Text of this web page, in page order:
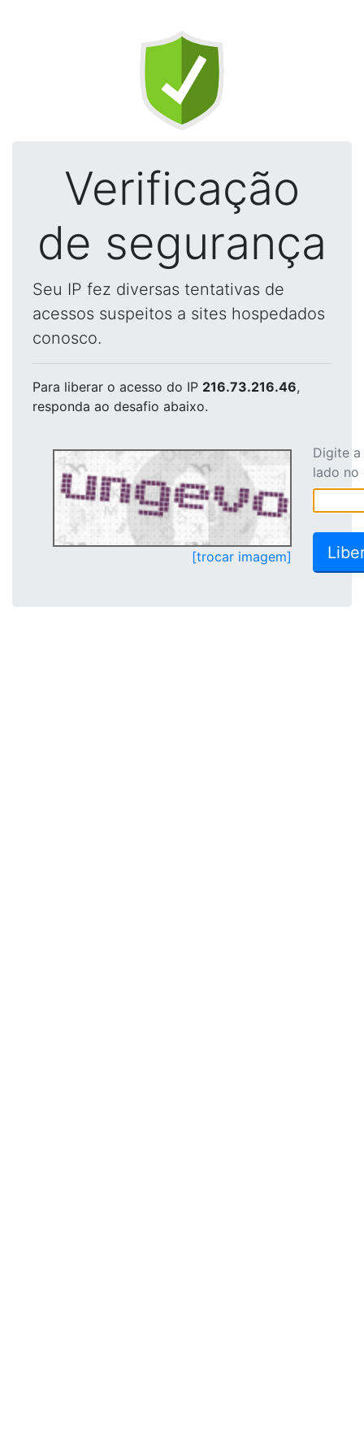
Verificação
de segurança
Seu IP fez diversas tentativas de
acessos suspeitos a sites hospedados
conosco.
Para liberar o acesso do IP 216.73.216.46,
responda ao desafio abaixo.
[trocar imagem]
Digite
lado no